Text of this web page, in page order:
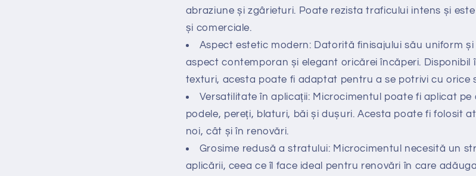
abraziune și zgârieturi. Poate rezista traficului intens și
și comerciale.
Aspect estetic modern: Datorită finisajului său uniform
aspect contemporan și elegant oricărei încăperi.
texturi, acesta poate fi adaptat pentru a se potrivi cu orice
Versatilitate în aplicații: Microcimentul poate fi aplicat pe
podele, pereți, blaturi, băi și dușuri. Acesta poate fi folosit
noi, cât și în renovări.
Grosime redusă a stratului: Microcimentul necesită un
aplicării, ceea ce îl face ideal pentru renovări în care